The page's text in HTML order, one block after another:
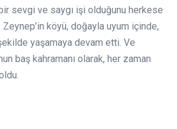
sevgi ve saygı işi olduğunu herkese
Zeynep’in köyü, doğayla uyum içinde,
yaşamaya devam etti. Ve
baş kahramanı olarak, her zaman